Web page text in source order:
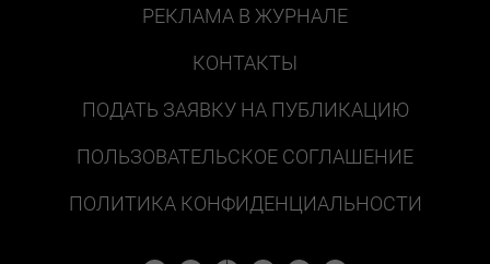
РЕКЛАМА В ЖУРНАЛЕ
КОНТАКТЫ
ПОДАТЬ ЗАЯВКУ НА ПУБЛИКАЦИЮ
ПОЛЬЗОВАТЕЛЬСКОЕ СОГЛАШЕНИЕ
ПОЛИТИКА КОНФИДЕНЦИАЛЬНОСТИ